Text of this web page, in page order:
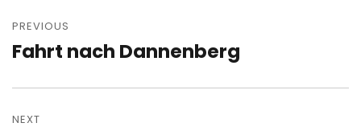
navigation
PREVIOUS
Previous
Fahrt nach Dannenberg
NEXT